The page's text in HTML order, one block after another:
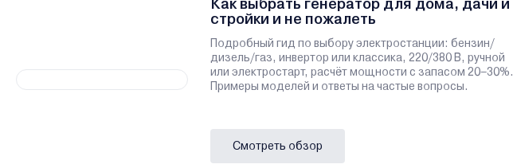
Как выбрать генератор для дома, дачи и
стройки и не пожалеть
Подробный гид по выбору электростанции: бензин/
дизель/газ, инвертор или классика, 220/380 В, ручной
или электростарт, расчёт мощности с запасом 20–30%.
Примеры моделей и ответы на частые вопросы.
Смотреть обзор